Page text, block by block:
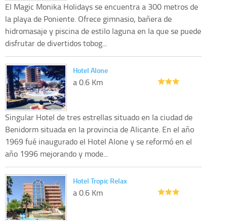
El Magic Monika Holidays se encuentra a 300 metros de
la playa de Poniente. Ofrece gimnasio, bañera de
hidromasaje y piscina de estilo laguna en la que se puede
disfrutar de divertidos tobog...
Hotel Alone
a 0.6 Km
Singular Hotel de tres estrellas situado en la ciudad de
Benidorm situada en la provincia de Alicante. En el año
1969 fué inaugurado el Hotel Alone y se reformó en el
año 1996 mejorando y mode...
Hotel Tropic Relax
a 0.6 Km